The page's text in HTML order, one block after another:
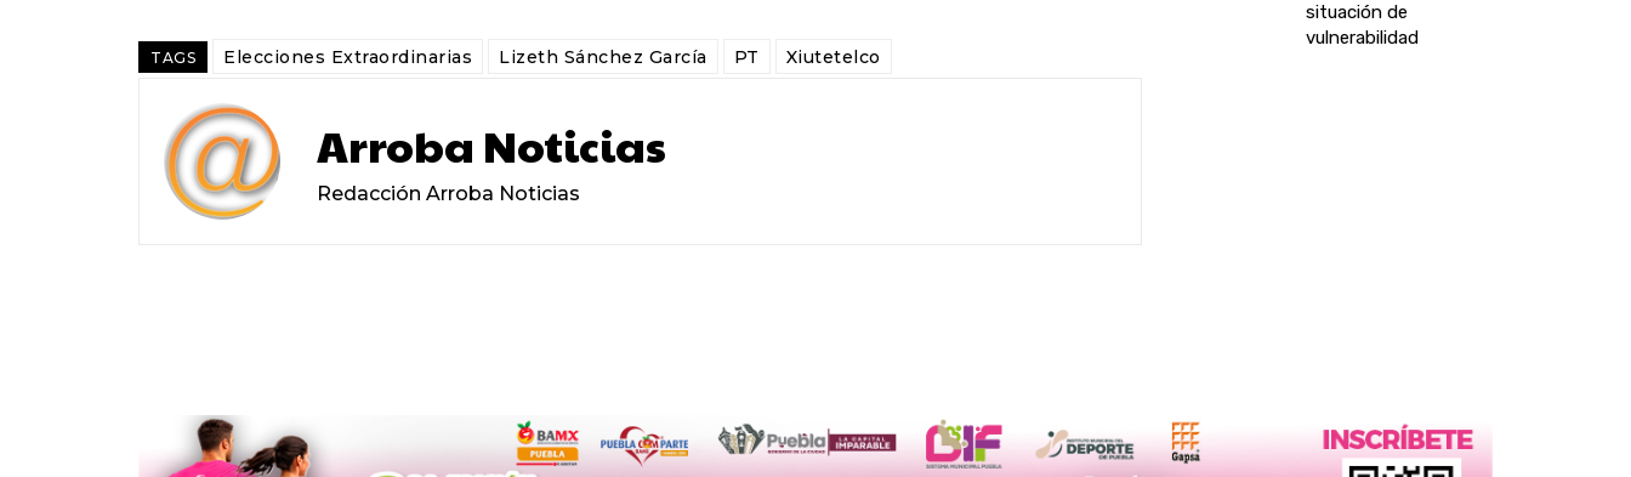
TAGS Elecciones Extraordinarias Lizeth Sánchez García PT Xiutetelco
Arroba Noticias
Redacción Arroba Noticias
situación de
vulnerabilidad